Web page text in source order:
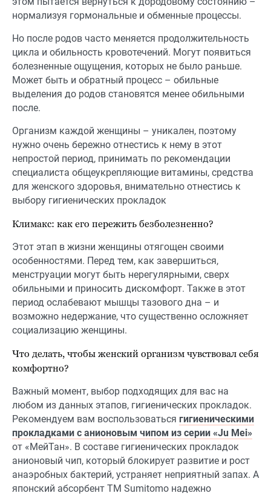
нормализуя гормональные и обменные процессы.
Но после родов часто меняется продолжительность
цикла и обильность кровотечений. Могут появиться
болезненные ощущения, которых не было раньше.
Может быть и обратный процесс – обильные
выделения до родов становятся менее обильными
после.
Организм каждой женщины – уникален, поэтому
нужно очень бережно отнестись к нему в этот
непростой период, принимать по рекомендации
специалиста общеукрепляющие витамины, средства
для женского здоровья, внимательно отнестись к
выбору гигиенических прокладок
Климакс: как его пережить безболезненно?
Этот этап в жизни женщины отягощен своими
особенностями. Перед тем, как завершиться,
менструации могут быть нерегулярными, сверх
обильными и приносить дискомфорт. Также в этот
период ослабевают мышцы тазового дна – и
возможно недержание, что существенно осложняет
социализацию женщины.
Что делать, чтобы женский организм чувствовал себя
комфортно?
Важный момент, выбор подходящих для вас на
любом из данных этапов, гигиенических прокладок.
Рекомендуем вам воспользоваться гигиеническими
прокладками с анионовым чипом из серии «Ju Mei»
от «МейТан». В составе гигиенических прокладок
анионовый чип, который блокирует развитие и рост
анаэробных бактерий, устраняет неприятный запах. А
японский абсорбент ТМ Sumitomo надежно